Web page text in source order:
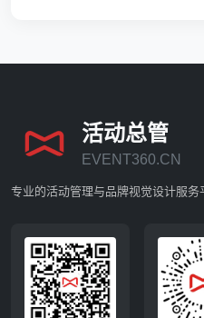
活动总管
EVENT360.CN
专业的活动管理与品牌视觉设计服务